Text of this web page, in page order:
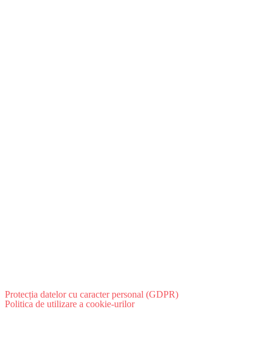
Protecția datelor cu caracter personal (GDPR)
Politica de utilizare a cookie-urilor